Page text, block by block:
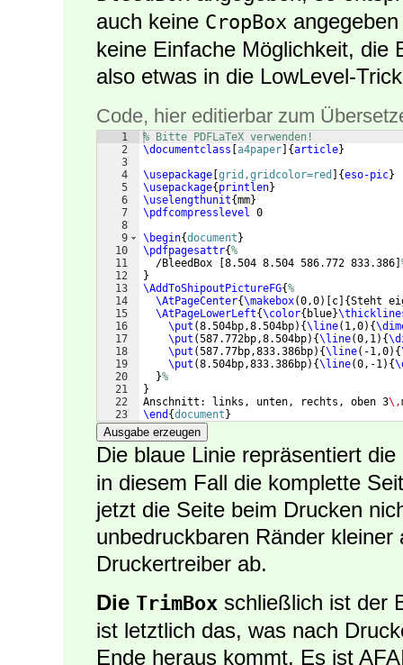
auch keine CropBox
keine Einfache Möglichkeit, die
also etwas in die LowLevel-
Code, hier editierbar zum
1
2
3
4
5
6
7
8
9
10
11
12
13
14
15
16
17
18
19
20
21
22
23
% Bitte PDFLaTeX verwenden!
\documentclass a4paper {article}
\usepackage grid,gridcolor=red {eso-pic}
\usepackage{ printlen}
\uselengthunit{mm}
\pdfcompresslevel 0
\begin{document }
\pdfpagesattr{%
  /BleedBox
8.504 8.504 586.772 833.386
}
\AddToShipoutPictureFG{%
\AtPageCenter{\makebox(0,0) c {Steht
\AtPageLowerLeft{\color{ blue}
\put (8.504bp,8.504bp) {\line( 1,0) {
\put (587.772bp,8.504bp) {\line(0,1) {
\put (587.77bp,833.386bp) {\line( -1,0) {
\put (8.504bp,833.386bp) {\line(0,-1) {
}%
}
Anschnitt: links, unten, rechts, oben 3\,
\end {document }
Ausgabe erzeugen
Die blaue Linie repräsentiert die
in diesem Fall die komplette
jetzt die Seite beim Drucken
unbedruckbaren Ränder
Druckertreiber ab.
Die TrimBox schließlich ist der
ist letztlich das, was nach
Ende heraus kommt. Es ist